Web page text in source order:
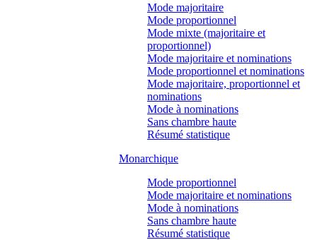
Mode majoritaire
Mode proportionnel
Mode mixte (majoritaire et
proportionnel)
Mode majoritaire et nominations
Mode proportionnel et nominations
Mode majoritaire, proportionnel et
nominations
Mode à nominations
Sans chambre haute
Résumé statistique
Monarchique
Mode proportionnel
Mode majoritaire et nominations
Mode à nominations
Sans chambre haute
Résumé statistique